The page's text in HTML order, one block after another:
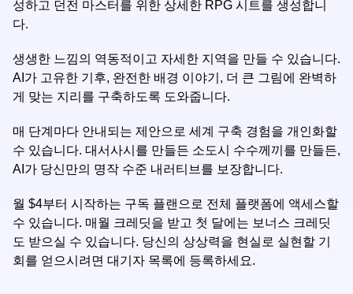
성하고 던전 마스터를 위한 상세한 RPG 시트를 생성합니
다.
생생한 느낌의 역동적이고 자세한 지역을 만들 수 있습니다.
AI가 고유한 기후, 완전한 배경 이야기, 더 큰 그림에 완벽하
게 맞는 지리를 구축하도록 도와줍니다.
매 단계마다 안내되는 제안으로 세계 구축 경험을 개인화할
수 있습니다. 대서사시를 만들든 소도시 수수께끼를 만들든,
AI가 당신만의 명작 수준 내러티브를 보장합니다.
월 $4부터 시작하는 구독 플랜으로 전체 플랫폼에 액세스할
수 있습니다. 매월 크레딧을 받고 첫 달에는 보너스 크레딧
도 받으실 수 있습니다. 당신의 상상력을 현실로 실현할 기
회를 얻으시려면 대기자 목록에 등록하세요.